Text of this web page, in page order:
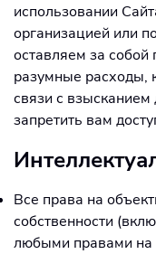
использовании
организацией или
оставляем за
разумные расходы,
связи с
запретить вам
Все права на
собственности
любыми правами на